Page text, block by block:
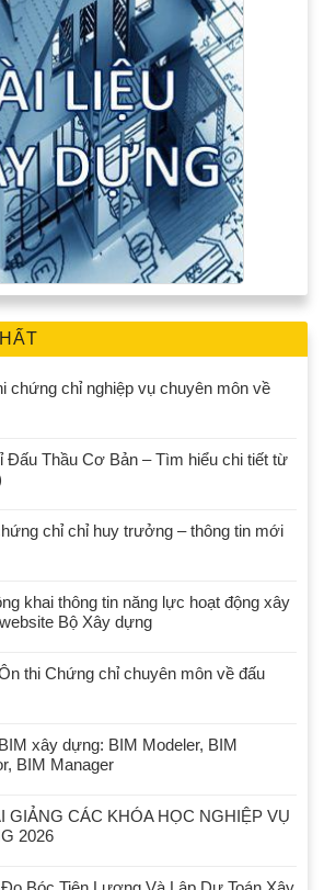
chứng chỉ nghiệp vụ chuyên môn về
Đấu Thầu Cơ Bản – Tìm hiểu chi tiết từ
chỉ chỉ huy trưởng – thông tin mới
khai thông tin năng lực hoạt động xây
Bộ Xây dựng
thi Chứng chỉ chuyên môn về đấu
xây dựng: BIM Modeler, BIM
BIM Manager
GIẢNG CÁC KHÓA HỌC NGHIỆP VỤ
2026